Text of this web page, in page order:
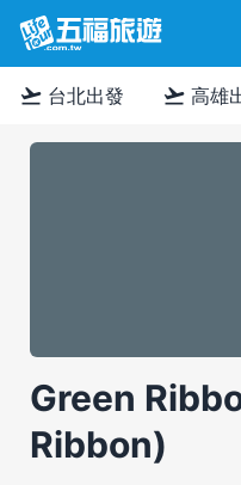
flight_takeoff 台北出發 flight_takeoff 高雄
Green
Ribbon)